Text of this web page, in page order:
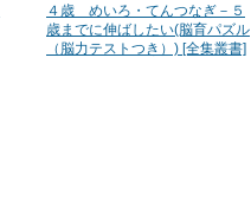
４歳 めいろ・てんつなぎ－５
歳までに伸ばしたい(脳育パズル
（脳力テストつき）) [全集叢書]